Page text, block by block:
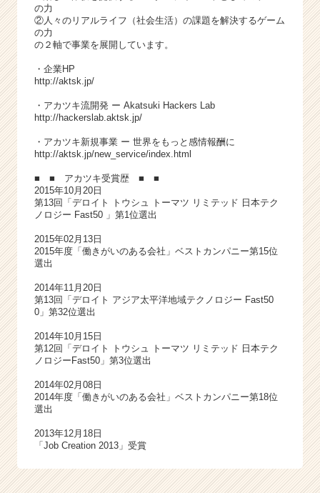
の力
②人々のリアルライフ（社会生活）の課題を解決するゲーム
の力
の２軸で事業を展開しています。
・企業HP
http://aktsk.jp/
・アカツキ流開発 ー Akatsuki Hackers Lab
http://hackerslab.aktsk.jp/
・アカツキ新規事業 ー 世界をもっと感情報酬に
http://aktsk.jp/new_service/index.html
■ ■ アカツキ受賞歴 ■ ■
2015年10月20日
第13回「デロイト トウシュ トーマツ リミテッド 日本テク
ノロジー Fast50 」第1位選出
2015年02月13日
2015年度「働きがいのある会社」ベストカンパニー第15位
選出
2014年11月20日
第13回「デロイト アジア太平洋地域テクノロジー Fast50
0」第32位選出
2014年10月15日
第12回「デロイト トウシュ トーマツ リミテッド 日本テク
ノロジーFast50」第3位選出
2014年02月08日
2014年度「働きがいのある会社」ベストカンパニー第18位
選出
2013年12月18日
「Job Creation 2013」受賞